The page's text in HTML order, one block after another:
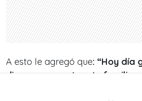
A esto le agregó que: “Hoy día
digo por respeto a tu familia,